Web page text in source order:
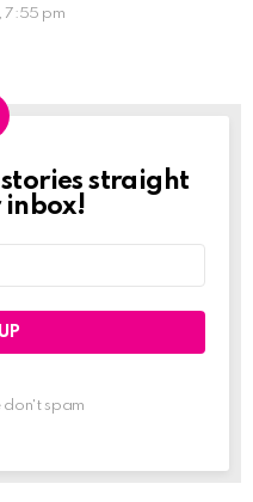
7:55 pm
straight
inbox!
don't spam